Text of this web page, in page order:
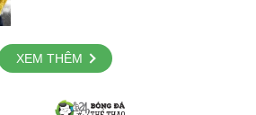
XEM THÊM